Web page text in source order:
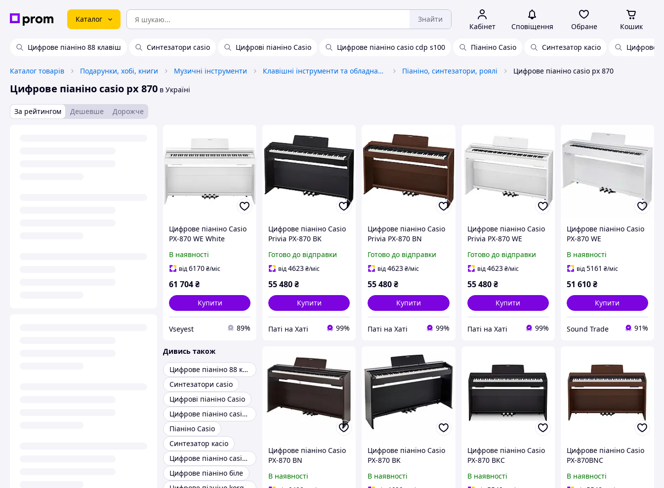
Каталог Знайти
Кабінет Сповіщення Обране Кошик
Цифрове піаніно 88 клавіш Синтезатори casio Цифрові піаніно Casio Цифрове піаніно casio cdp s100 Піаніно Casio Синтезатор касіо Цифрове
Каталог товарів Подарунки, хобі, книги Музичні інструменти Клавішні інструменти та обладнання Піаніно, синтезатори, роялі Цифрове піаніно casio px 870
Цифрове піаніно casio px 870 в Україні
За рейтингом Дешевше Дорожче
Цифрове піаніно Casio
PX-870 WE White
В наявності
від6170₴/міс
61 704₴
Купити
Vseyest 89%
Цифрове піаніно Casio
Privia PX-870 BK
Готово до відправки
від4623₴/міс
55 480₴
Купити
Паті на Хаті 99%
Цифрове піаніно Casio
Privia PX-870 BN
Готово до відправки
від4623₴/міс
55 480₴
Купити
Паті на Хаті 99%
Цифрове піаніно Casio
Privia PX-870 WE
Готово до відправки
від4623 ₴/міс
55 480 ₴
Купити
Паті на Хаті 99%
Цифрове піаніно Casio
PX-870 WE
В наявності
від5161 ₴/міс
51 610₴
Купити
Sound Trade 91%
Дивись також
Цифрове піаніно 88 клавіш
Синтезатори casio
Цифрові піаніно Casio
Цифрове піаніно casio cdp s100
Піаніно Casio
Синтезатор касіо
Цифрове піаніно casio 130
Цифрове піаніно біле
Цифрове піаніно Casio
PX-870 BN
В наявності
Цифрове піаніно Casio
PX-870 BK
В наявності
Цифрове піаніно Casio
PX-870 BKC
В наявності
Цифрове піаніно Casio
PX-870BNC
В наявності